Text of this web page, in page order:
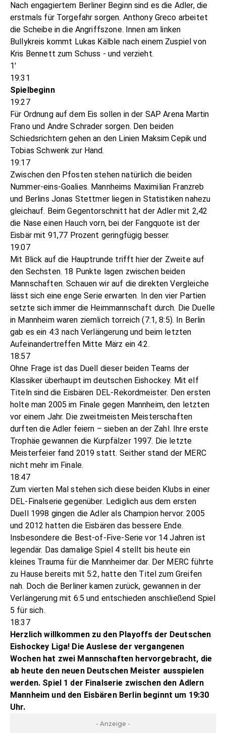
Nach engagiertem Berliner Beginn sind es die Adler, die
erstmals für Torgefahr sorgen. Anthony Greco arbeitet
die Scheibe in die Angriffszone. Innen am linken
Bullykreis kommt Lukas Kälble nach einem Zuspiel von
Kris Bennett zum Schuss - und verzieht.
1'
19:31
Spielbeginn
19:27
Für Ordnung auf dem Eis sollen in der SAP Arena Martin
Frano und Andre Schrader sorgen. Den beiden
Schiedsrichtern gehen an den Linien Maksim Cepik und
Tobias Schwenk zur Hand.
19:17
Zwischen den Pfosten stehen natürlich die beiden
Nummer-eins-Goalies. Mannheims Maximilian Franzreb
und Berlins Jonas Stettmer liegen in Statistiken nahezu
gleichauf. Beim Gegentorschnitt hat der Adler mit 2,42
die Nase einen Hauch vorn, bei der Fangquote ist der
Eisbär mit 91,77 Prozent geringfügig besser.
19:07
Mit Blick auf die Hauptrunde trifft hier der Zweite auf
den Sechsten. 18 Punkte lagen zwischen beiden
Mannschaften. Schauen wir auf die direkten Vergleiche
lässt sich eine enge Serie erwarten. In den vier Partien
setzte sich immer die Heimmannschaft durch. Die Duelle
in Mannheim waren ziemlich torreich (7:1, 8:5). In Berlin
gab es ein 4:3 nach Verlängerung und beim letzten
Aufeinandertreffen Mitte März ein 4:2.
18:57
Ohne Frage ist das Duell dieser beiden Teams der
Klassiker überhaupt im deutschen Eishockey. Mit elf
Titeln sind die Eisbären DEL-Rekordmeister. Den ersten
holte man 2005 im Finale gegen Mannheim, den letzten
vor einem Jahr. Die zweitmeisten Meisterschaften
durften die Adler feiern – sieben an der Zahl. Ihre erste
Trophäe gewannen die Kurpfälzer 1997. Die letzte
Meisterfeier fand 2019 statt. Seither stand der MERC
nicht mehr im Finale.
18:47
Zum vierten Mal stehen sich diese beiden Klubs in einer
DEL-Finalserie gegenüber. Lediglich aus dem ersten
Duell 1998 gingen die Adler als Champion hervor. 2005
und 2012 hatten die Eisbären das bessere Ende.
Insbesondere die Best-of-Five-Serie vor 14 Jahren ist
legendär. Das damalige Spiel 4 stellt bis heute ein
kleines Trauma für die Mannheimer dar. Der MERC führte
zu Hause bereits mit 5:2, hatte den Titel zum Greifen
nah. Doch die Berliner kamen zurück, gewannen in der
Verlängerung mit 6:5 und entschieden anschließend Spiel
5 für sich.
18:37
Herzlich willkommen zu den Playoffs der Deutschen
Eishockey Liga! Die Auslese der vergangenen
Wochen hat zwei Mannschaften hervorgebracht, die
ab heute den neuen Deutschen Meister ausspielen
werden. Spiel 1 der Finalserie zwischen den Adlern
Mannheim und den Eisbären Berlin beginnt um 19:30
Uhr.
- Anzeige -